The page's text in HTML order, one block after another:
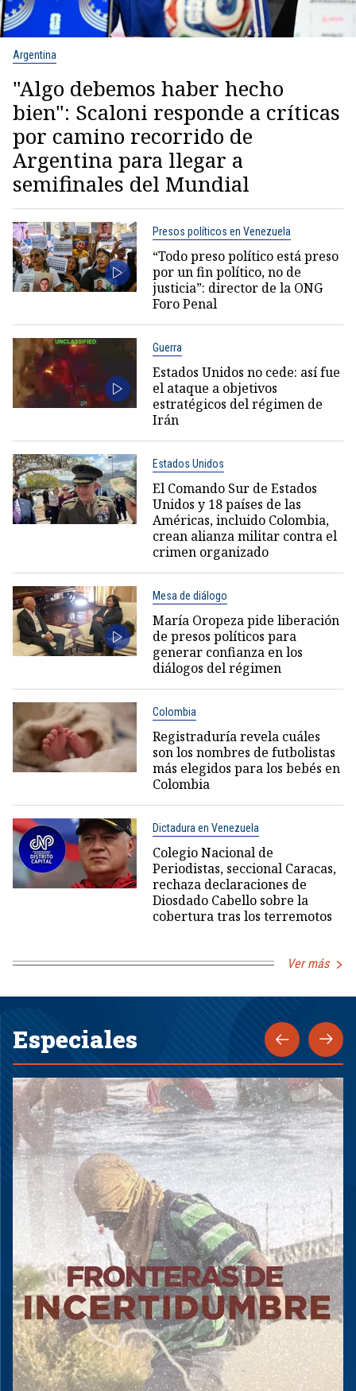
Argentina
"Algo debemos haber hecho
bien": Scaloni responde a críticas
por camino recorrido de
Argentina para llegar a
semifinales del Mundial
Presos políticos en Venezuela
“Todo preso político está preso
por un fin político, no de
justicia”: director de la ONG
Foro Penal
Guerra
Estados Unidos no cede: así fue
el ataque a objetivos
estratégicos del régimen de
Irán
Estados Unidos
El Comando Sur de Estados
Unidos y 18 países de las
Américas, incluido Colombia,
crean alianza militar contra el
crimen organizado
Mesa de diálogo
María Oropeza pide liberación
de presos políticos para
generar confianza en los
diálogos del régimen
Colombia
Registraduría revela cuáles
son los nombres de futbolistas
más elegidos para los bebés en
Colombia
Dictadura en Venezuela
Colegio Nacional de
Periodistas, seccional Caracas,
rechaza declaraciones de
Diosdado Cabello sobre la
cobertura tras los terremotos
Ver más
Especiales